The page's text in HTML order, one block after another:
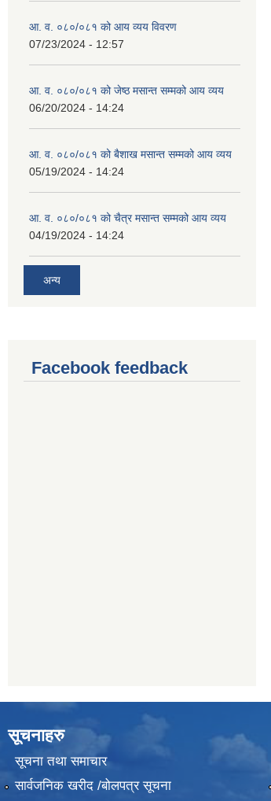
आ. व. ०८०/०८१ को आय व्यय विवरण
07/23/2024 - 12:57
आ. व. ०८०/०८१ को जेष्ठ मसान्त सम्मको आय व्यय
06/20/2024 - 14:24
आ. व. ०८०/०८१ को बैशाख मसान्त सम्मको आय व्यय
05/19/2024 - 14:24
आ. व. ०८०/०८१ को चैत्र मसान्त सम्मको आय व्यय
04/19/2024 - 14:24
अन्य
Facebook feedback
सूचनाहरु
सूचना तथा समाचार
सार्वजनिक खरीद /बोलपत्र सूचना